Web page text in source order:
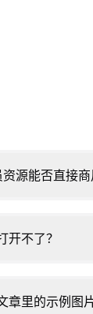
源能否直接商
开不了？
章里的示例图